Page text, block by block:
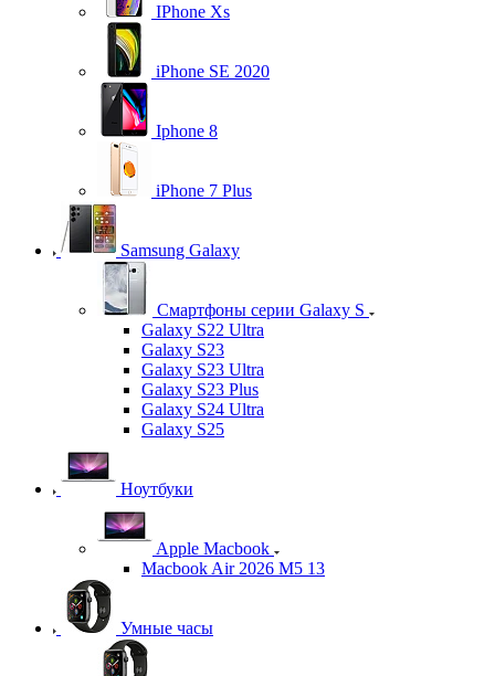
IPhone Xs
iPhone SE 2020
Iphone 8
iPhone 7 Plus
Samsung Galaxy
Смартфоны серии Galaxy S
Galaxy S22 Ultra
Galaxy S23
Galaxy S23 Ultra
Galaxy S23 Plus
Galaxy S24 Ultra
Galaxy S25
Ноутбуки
Apple Macbook
Macbook Air 2026 M5 13
Умные часы